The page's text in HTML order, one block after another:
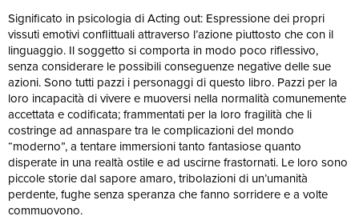
Significato in psicologia di Acting out: Espressione dei propri
vissuti emotivi conflittuali attraverso l’azione piuttosto che con il
linguaggio. Il soggetto si comporta in modo poco riflessivo,
senza considerare le possibili conseguenze negative delle sue
azioni. Sono tutti pazzi i personaggi di questo libro. Pazzi per la
loro incapacità di vivere e muoversi nella normalità comunemente
accettata e codificata; frammentati per la loro fragilità che li
costringe ad annaspare tra le complicazioni del mondo
“moderno”, a tentare immersioni tanto fantasiose quanto
disperate in una realtà ostile e ad uscirne frastornati. Le loro sono
piccole storie dal sapore amaro, tribolazioni di un’umanità
perdente, fughe senza speranza che fanno sorridere e a volte
commuovono.